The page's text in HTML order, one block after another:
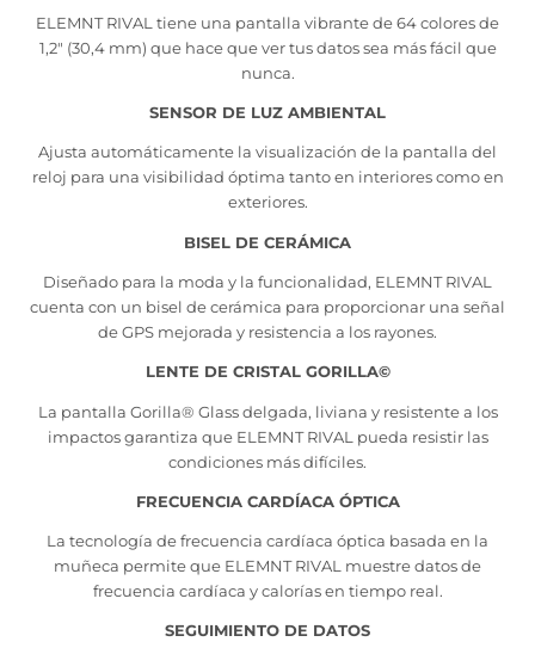
ELEMNT RIVAL tiene una pantalla vibrante de 64 colores de
1,2" (30,4 mm) que hace que ver tus datos sea más fácil que
nunca.
SENSOR DE LUZ AMBIENTAL
Ajusta automáticamente la visualización de la pantalla del
reloj para una visibilidad óptima tanto en interiores como en
exteriores.
BISEL DE CERÁMICA
Diseñado para la moda y la funcionalidad, ELEMNT RIVAL
cuenta con un bisel de cerámica para proporcionar una señal
de GPS mejorada y resistencia a los rayones.
LENTE DE CRISTAL GORILLA©
La pantalla Gorilla® Glass delgada, liviana y resistente a los
impactos garantiza que ELEMNT RIVAL pueda resistir las
condiciones más difíciles.
FRECUENCIA CARDÍACA ÓPTICA
La tecnología de frecuencia cardíaca óptica basada en la
muñeca permite que ELEMNT RIVAL muestre datos de
frecuencia cardíaca y calorías en tiempo real.
SEGUIMIENTO DE DATOS